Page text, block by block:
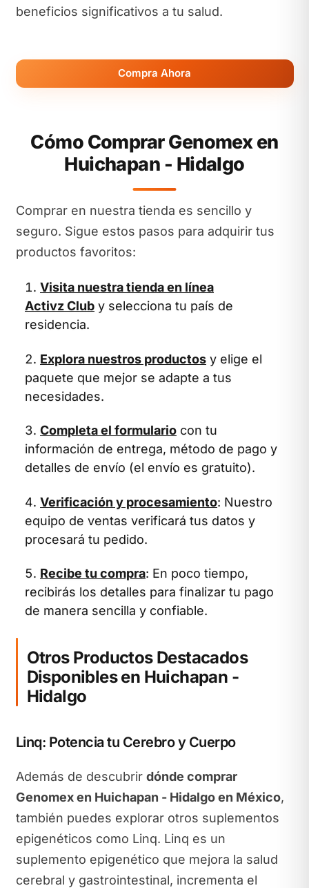
beneficios significativos a tu salud.
Compra Ahora
Cómo Comprar Genomex en
Huichapan - Hidalgo
Comprar en nuestra tienda es sencillo y
seguro. Sigue estos pasos para adquirir tus
productos favoritos:
Visita nuestra tienda en línea
Activz Club y selecciona tu país de
residencia.
Explora nuestros productos y elige el
paquete que mejor se adapte a tus
necesidades.
Completa el formulario con tu
información de entrega, método de pago y
detalles de envío (el envío es gratuito).
Verificación y procesamiento: Nuestro
equipo de ventas verificará tus datos y
procesará tu pedido.
Recibe tu compra: En poco tiempo,
recibirás los detalles para finalizar tu pago
de manera sencilla y confiable.
Otros Productos Destacados
Disponibles en Huichapan -
Hidalgo
Linq: Potencia tu Cerebro y Cuerpo
Además de descubrir dónde comprar
Genomex en Huichapan - Hidalgo en México,
también puedes explorar otros suplementos
epigenéticos como Linq. Linq es un
suplemento epigenético que mejora la salud
cerebral y gastrointestinal, incrementa el